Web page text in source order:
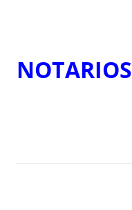
NOTARIOS